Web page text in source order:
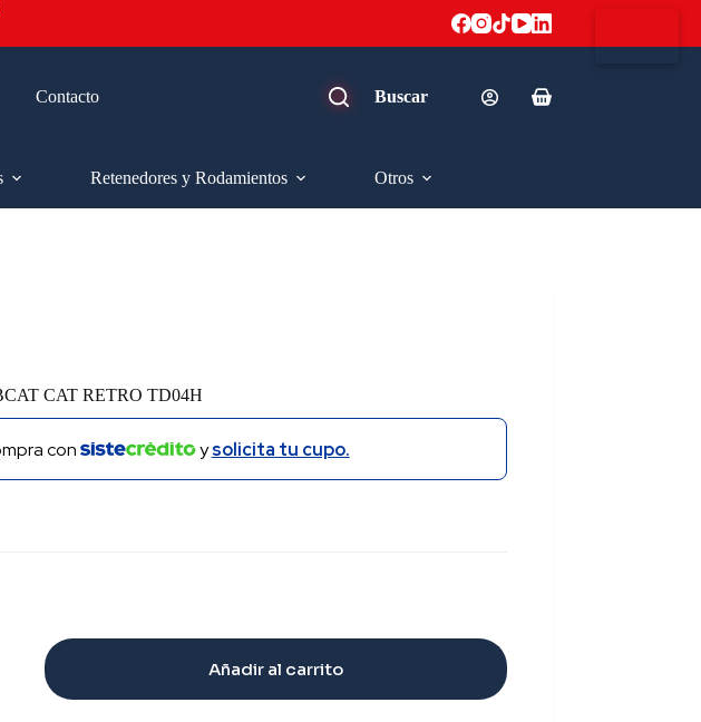
Contacto
Carro
Retenedores y Rodamientos Otros
CAT RETRO TD04H
con ysolicita tu cupo.
Añadir al carrito